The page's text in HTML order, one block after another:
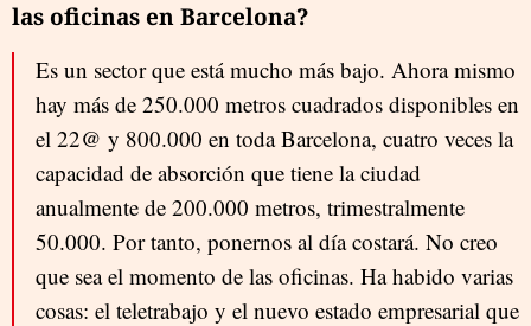
las oficinas en Barcelona?
Es un sector que está mucho más bajo. Ahora mismo
hay más de 250.000 metros cuadrados disponibles en
el 22@ y 800.000 en toda Barcelona, cuatro veces la
capacidad de absorción que tiene la ciudad
anualmente de 200.000 metros, trimestralmente
50.000. Por tanto, ponernos al día costará. No creo
que sea el momento de las oficinas. Ha habido varias
cosas: el teletrabajo y el nuevo estado empresarial que